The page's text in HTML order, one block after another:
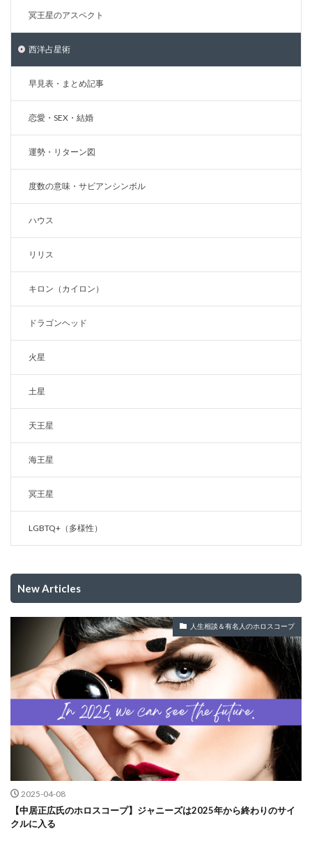
冥王星のアスペクト
西洋占星術
早見表・まとめ記事
恋愛・SEX・結婚
運勢・リターン図
度数の意味・サビアンシンボル
ハウス
リリス
キロン（カイロン）
ドラゴンヘッド
火星
土星
天王星
海王星
冥王星
LGBTQ+（多様性）
New Articles
人生相談＆有名人のホロスコープ
2025-04-08
【中居正広氏のホロスコープ】ジャニーズは2025年から終わりのサイ
クルに入る